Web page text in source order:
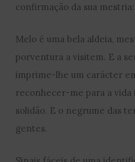
confirmação da sua mestria:
Melo é uma bela aldeia,
porventura a visitem. E a
imprime-lhe um carácter
reconhecer-me para a vida
solidão. E o negrume das
gentes.